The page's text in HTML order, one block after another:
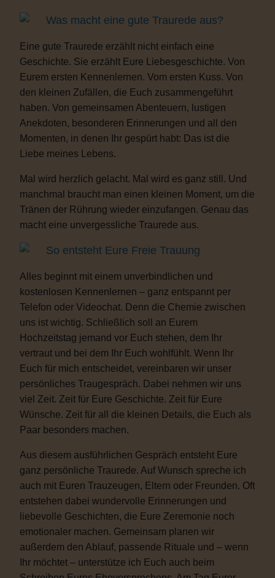
Was macht eine gute Traurede aus?
Eine gute Traurede erzählt nicht einfach eine
Geschichte. Sie erzählt Eure Liebesgeschichte. Von
Eurem ersten Kennenlernen. Vom ersten Kuss. Von
den kleinen Zufällen, die Euch zusammengeführt
haben. Von gemeinsamen Abenteuern, lustigen
Anekdoten, besonderen Erinnerungen und all den
Momenten, in denen Ihr gespürt habt: Das ist die
Liebe meines Lebens.
Mal wird herzlich gelacht. Mal wird es ganz still. Und
manchmal braucht man einen kleinen Moment, um die
Tränen der Rührung wieder einzufangen. Genau das
macht eine unvergessliche Traurede aus.
So entsteht Eure Freie Trauung
Alles beginnt mit einem unverbindlichen und
kostenlosen Kennenlernen – ganz entspannt per
Telefon oder Videochat. Denn die Chemie zwischen
uns ist wichtig. Schließlich soll an Eurem
Hochzeitstag jemand vor Euch stehen, dem Ihr
vertraut und bei dem Ihr Euch wohlfühlt. Wenn Ihr
Euch für mich entscheidet, vereinbaren wir unser
persönliches Traugespräch. Dabei nehmen wir uns
viel Zeit. Zeit für Eure Geschichte. Zeit für Eure
Wünsche. Zeit für all die kleinen Details, die Euch als
Paar besonders machen.
Aus diesem ausführlichen Gespräch entsteht Eure
ganz persönliche Traurede. Auf Wunsch spreche ich
auch mit Euren Trauzeugen, Eltern oder Freunden. Oft
entstehen dabei wundervolle Erinnerungen und
liebevolle Geschichten, die Eure Zeremonie noch
emotionaler machen. Gemeinsam planen wir
außerdem den Ablauf, passende Rituale und – wenn
Ihr möchtet – unterstütze ich Euch auch beim